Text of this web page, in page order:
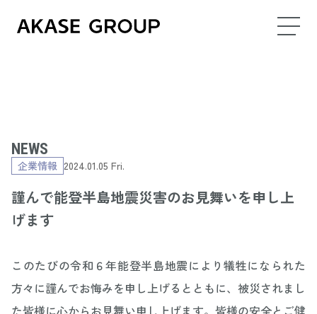
NEWS
企業情報 2024.01.05 Fri.
謹んで能登半島地震災害のお見舞いを申し上
げます
このたびの令和６年能登半島地震により犠牲になられた
方々に謹んでお悔みを申し上げるとともに、被災されまし
た皆様に心からお見舞い申し上げます。皆様の安全とご健